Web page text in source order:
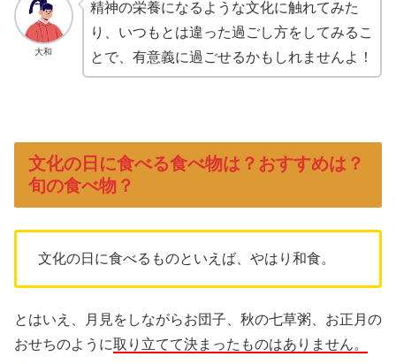
大和
精神の栄養になるような文化に触れてみた
り、いつもとは違った過ごし方をしてみるこ
とで、有意義に過ごせるかもしれませんよ！
文化の日に食べる食べ物は？おすすめは？
旬の食べ物？
文化の日に食べるものといえば、やはり和食。
とはいえ、月見をしながらお団子、秋の七草粥、お正月の
おせちのように取り立てて決まったものはありません。